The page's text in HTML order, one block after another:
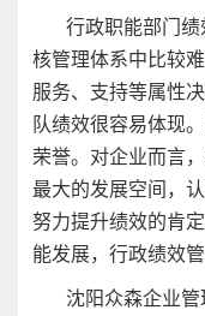
行政职能部门
核管理体系中比较
服务、支持等属性
队绩效很容易体现
荣誉。对企业而言
最大的发展空间，
努力提升绩效的肯
能发展，行政绩效
沈阳众森企业